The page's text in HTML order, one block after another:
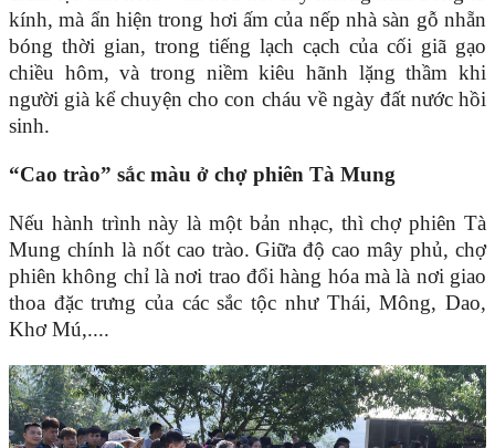
kính, mà ẩn hiện trong hơi ấm của nếp nhà sàn gỗ nhẵn
bóng thời gian, trong tiếng lạch cạch của cối giã gạo
chiều hôm, và trong niềm kiêu hãnh lặng thầm khi
người già kể chuyện cho con cháu về ngày đất nước hồi
sinh.
“Cao trào” sắc màu ở chợ phiên Tà Mung
Nếu hành trình này là một bản nhạc, thì chợ phiên Tà
Mung chính là nốt cao trào. Giữa độ cao mây phủ, chợ
phiên không chỉ là nơi trao đổi hàng hóa mà là nơi giao
thoa đặc trưng của các sắc tộc như Thái, Mông, Dao,
Khơ Mú,....